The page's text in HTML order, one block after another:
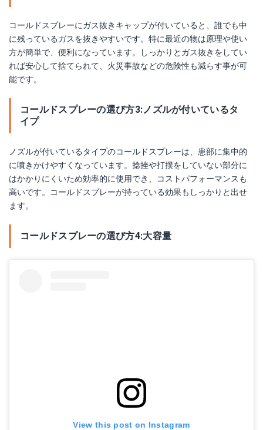
コールドスプレーにガス抜きキャップが付いていると、誰でも中
に残っているガスを抜きやすいです。特に最近の物は原理や使い
方が簡単で、便利になっています。しっかりとガス抜きをしてい
れば安心して捨てられて、火災事故などの危険性も減らす事が可
能です。
コールドスプレーの選び方3:ノズルが付いているタ
イプ
ノズルが付いているタイプのコールドスプレーは、患部に集中的
に噴きかけやすくなっています。捻挫や打撲をしていない部分に
はかかりにくいため効率的に使用でき、コストパフォーマンスも
高いです。コールドスプレーが持っている効果もしっかりと出せ
ます。
コールドスプレーの選び方4:大容量
View this post on Instagram